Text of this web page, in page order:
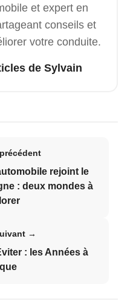
et expert en
conseils et
votre conduite.
de Sylvain
rejoint le
: deux mondes à
→
: les Années à